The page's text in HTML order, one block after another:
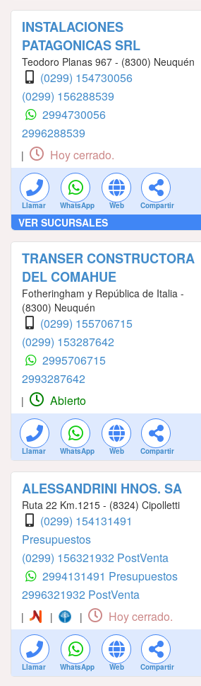
INSTALACIONES
PATAGONICAS SRL
Teodoro Planas 967 - (8300) Neuquén
(0299) 154730056
(0299) 156288539
2994730056
2996288539
| Hoy cerrado.
Llamar WhatsApp Web Compartir
VER SUCURSALES
TRANSER CONSTRUCTORA
DEL COMAHUE
Fotheringham y República de Italia -
(8300) Neuquén
(0299) 155706715
(0299) 153287642
2995706715
2993287642
| Abierto
Llamar WhatsApp Web Compartir
ALESSANDRINI HNOS. SA
Ruta 22 Km.1215 - (8324) Cipolletti
(0299) 154131491
Presupuestos
(0299) 156321932 PostVenta
2994131491 Presupuestos
2996321932 PostVenta
| | | Hoy cerrado.
Llamar WhatsApp Web Compartir